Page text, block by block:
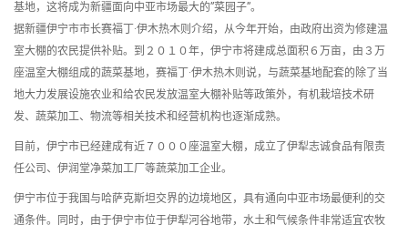
基地，这将成为新疆面向中亚市场最大的”菜园子”。
据新疆伊宁市市长赛福丁·伊木热木则介绍，从今年开始，由政府出资为修建温
室大棚的农民提供补贴。到２０１０年，伊宁市将建成总面积６万亩，由３万
座温室大棚组成的蔬菜基地，赛福丁·伊木热木则说，与蔬菜基地配套的除了当
地大力发展设施农业和给农民发放温室大棚补贴等政策外，有机栽培技术研
发、蔬菜加工、物流等相关技术和经营机构也逐渐成熟。
目前，伊宁市已经建成有近７０００座温室大棚，成立了伊犁志诚食品有限责
任公司、伊润堂净菜加工厂等蔬菜加工企业。
伊宁市位于我国与哈萨克斯坦交界的边境地区，具有通向中亚市场最便利的交
通条件。同时，由于伊宁市位于伊犁河谷地带，水土和气候条件非常适宜农牧